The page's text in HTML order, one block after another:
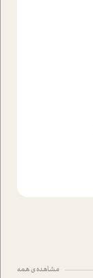
مشاهده ی همه